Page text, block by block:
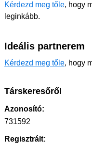
Kérdezd meg tőle, hogy
leginkább.
Ideális partnerem
Kérdezd meg tőle, hogy
Társkeresőről
Azonosító:
731592
Regisztrált: